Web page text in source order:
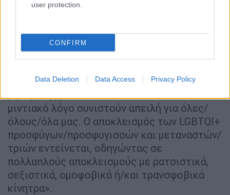
user protection.
CONFIRM
Data Deletion Data Access Privacy Policy
κανένα κεκτημένο δεν είναι δεδομένο. Αντ’
αυτού, τα δικαιώματά και η ίδια μας η ύπαρξη
ακροδεξιάς και η κανονικοποίηση της
μιντιακό λόγο συνιστούν απειλή για όλες/
όλους/όλα μας. Ο αποκλεισμός των LGBTQI+
προσφύγων/προσφυγισσών και μεταναστών/
τριών εντείνεται, οδηγώντας σε
πολλαπλούς αποκλεισμούς με ρατσιστικά,
σεξιστικά, ομοφοβικά ή/και τρανσφοβικά
κίνητρα».